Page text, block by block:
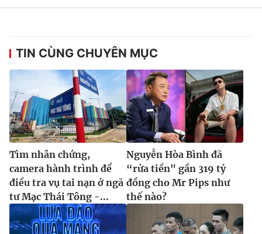
TIN CÙNG CHUYÊN MỤC
Tìm nhân chứng,
camera hành trình để
điều tra vụ tai nạn ở ngã
tư Mạc Thái Tông -...
Nguyễn Hòa Bình đã
“rửa tiền" gần 319 tỷ
đồng cho Mr Pips như
thế nào?